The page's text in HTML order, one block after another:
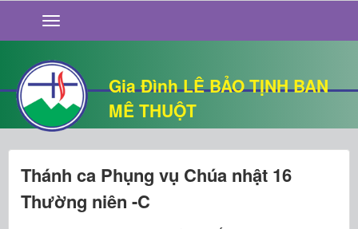
Gia Đình LÊ BẢO TỊNH BAN
MÊ THUỘT
GIỚI THIỆU
TIN TỨC
SỐNG ĐẠO
CHUYỆN NHÀ
QUÁN VĂN
THƯ GIÃN
Thánh ca Phụng vụ Chúa nhật 16
Thường niên -C